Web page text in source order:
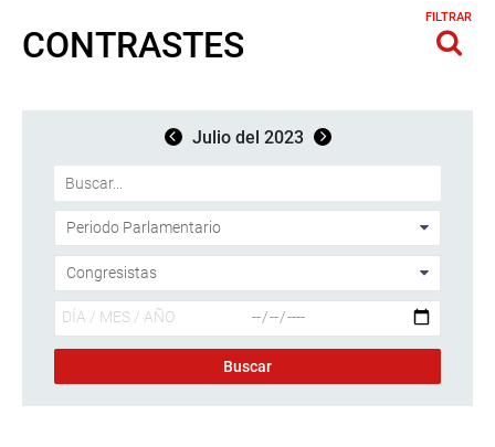
CONTRASTES
FILTRAR
Julio del 2023